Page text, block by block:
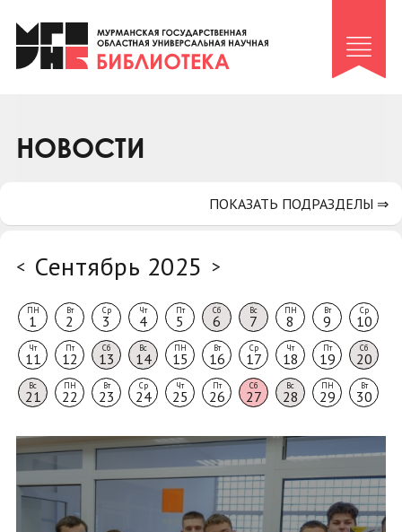
Клуб «Гиря и сельдерей»
Клуб «Семейный архив»
Коллегам
НОВОСТИ
< Сентябрь 2025 >
ПН
1
Вт
2
Ср
3
Чт
4
Пт
5
Сб
6
Вс
7
ПН
8
Вт
9
Ср
10
Чт
11
Пт
12
Сб
13
Вс
14
ПН
15
Вт
16
Ср
17
Чт
18
Пт
19
Сб
20
Вс
21
ПН
22
Вт
23
Ср
24
Чт
25
Пт
26
Сб
27
Вс
28
ПН
29
Вт
30
ПОКАЗАТЬ ПОДРАЗДЕЛЫ ⇒